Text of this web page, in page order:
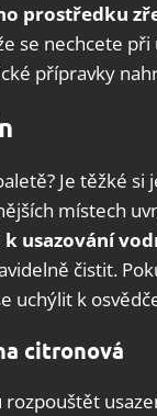
prostředku
se nechcete
přípravky
Je těžké
místech
usazování
čistit.
uchýlit k
citronová